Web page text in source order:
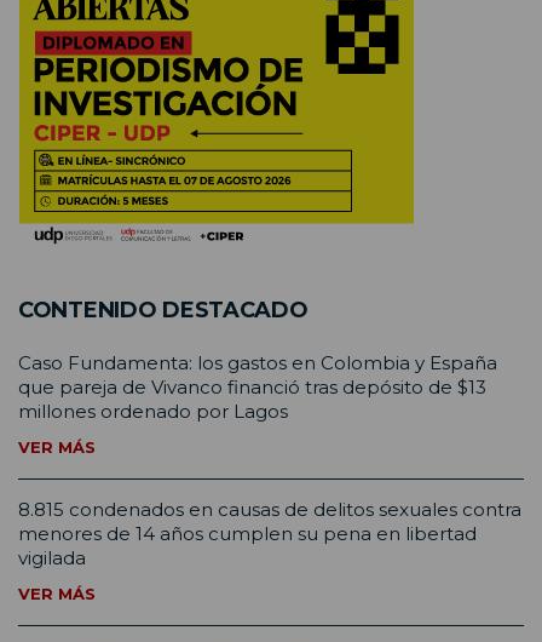
CONTENIDO DESTACADO
Caso Fundamenta: los gastos en Colombia y España
que pareja de Vivanco financió tras depósito de $13
millones ordenado por Lagos
VER MÁS
8.815 condenados en causas de delitos sexuales contra
menores de 14 años cumplen su pena en libertad
vigilada
VER MÁS